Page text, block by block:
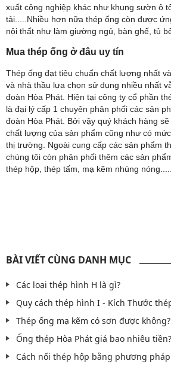
xuất công nghiệp khác như khung sườn ô
tải.....Nhiều hơn nữa thép ống còn được
nội thất như làm giường ngủ, bàn ghế, tủ
Mua thép ống ở đâu uy tín
Thép ống đạt tiêu chuẩn chất lượng nhất
và nhà thầu lựa chọn sử dụng nhiều nhất
đoàn Hòa Phát. Hiện tại công ty cổ phần
là đại lý cấp 1 chuyên phân phối các sản
đoàn Hòa Phát. Bởi vậy quý khách hàng
chất lượng của sản phẩm cũng như có
thị trường. Ngoài cung cấp các sản phẩm
chúng tôi còn phân phối thêm các sản
thép hộp, thép tấm, mạ kẽm nhúng nóng.....
BÀI VIẾT CÙNG DANH MỤC
Các loại thép hình H là gì?
Quy cách thép hình I - Kích Thước
Thép ống mạ kẽm có sơn được không?
Ống thép Hòa Phát giá bao nhiêu tiền?
Cách nối thép hộp bằng phương